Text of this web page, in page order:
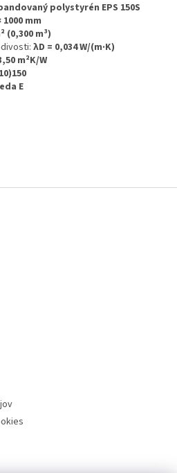
polystyrén EPS 150S
1000 mm
(0,300 m³)
λD = 0,034 W/(m·K)
m²K/W
E